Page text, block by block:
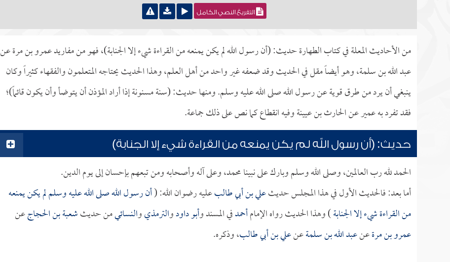
التفريغ النصي الكامل
من الأحاديث المعلة في كتاب الطهارة حديث: (أن رسول الله لم يكن يمنعه من القراءة شيء إلا الجنابة)، فهو من مفاريد عمرو بن مرة عن
عبد الله بن سلمة، وهو أيضاً مقل في الحديث وقد ضعفه غير واحد من أهل العلم، وهذا الحديث يحتاجه المتعلمون والفقهاء كثيراً وكان
ينبغي أن يرد من طرق قوية عن رسول الله صلى الله عليه وسلم. ومنها حديث: (سنة مسنونة إذا أراد المؤذن أن يتوضأ وأن يكون قائماً)؛
فقد تفرد به عمير عن الحارث بن عيينة وفيه انقطاع كما نص على ذلك جماعة.
حديث: (أن رسول الله لم يكن يمنعه من القراءة شيء إلا الجنابة)
الحمد لله رب العالمين، وصلى الله وسلم وبارك على نبينا محمد، وعلى آله وأصحابه ومن تبعهم بإحسان إلى يوم الدين.
أما بعد: فالحديث الأول في هذا المجلس حديثعلي بن أبي طالبعليه رضوان الله: (أن رسول الله صلى الله عليه وسلم لم يكن يمنعه
من القراءة شيء إلا الجنابة) وهذا الحديث رواه الإمامأحمدفي المسند وأبو داودوالترمذيوالنسائيمن حديثشعبة بن الحجاجعن
عمرو بن مرةعنعبد الله بن سلمةعنعلي بن أبي طالب، وذكره.